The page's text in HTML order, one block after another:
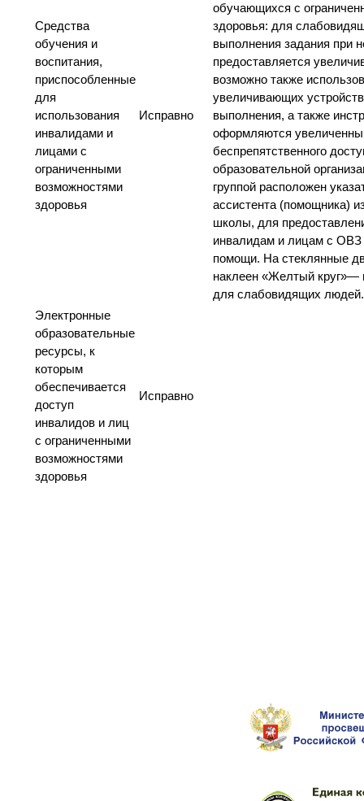
Средства
обучения и
воспитания,
приспособленные
для
использования
инвалидами и
лицами с
ограниченными
возможностями
здоровья
Исправно
обучающихся с
здоровья: для
выполнения задания при
предоставляется
возможно также
увеличивающих
выполнения, а также
оформляются
беспрепятственного
образовательной
группой расположен
ассистента (помощника)
школы, для
инвалидам и лицам с ОВЗ
помощи. На стеклянные
наклеен «Желтый круг»—
для слабовидящих людей.
Электронные
образовательные
ресурсы, к
которым
обеспечивается
доступ
инвалидов и лиц
с ограниченными
возможностями
здоровья
Исправно